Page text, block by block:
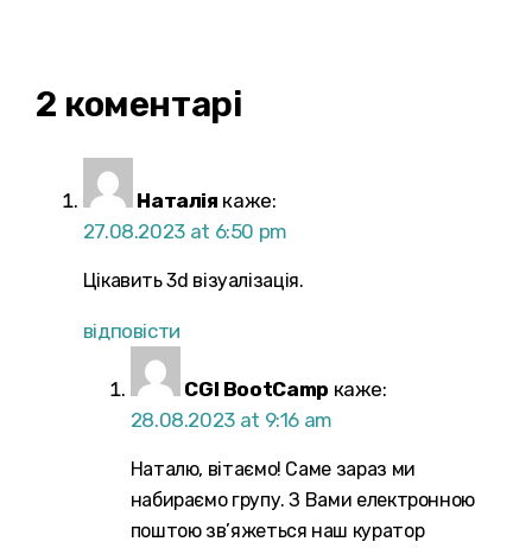
2 коментарі
Наталія каже:
27.08.2023 at 6:50 pm
Цікавить 3d візуалізація.
відповісти
CGI BootCamp каже:
28.08.2023 at 9:16 am
Наталю, вітаємо! Саме зараз ми
набираємо групу. З Вами електронною
поштою зв’яжеться наш куратор